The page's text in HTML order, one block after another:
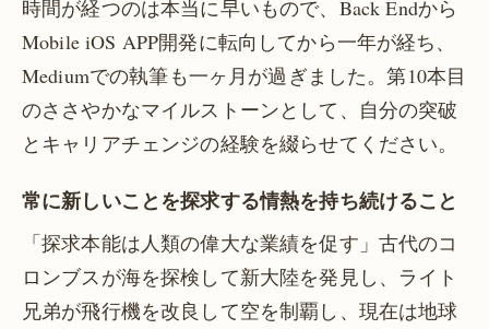
時間が経つのは本当に早いもので、Back Endから
Mobile iOS APP開発に転向してから一年が経ち、
Mediumでの執筆も一ヶ月が過ぎました。第10本目
のささやかなマイルストーンとして、自分の突破
とキャリアチェンジの経験を綴らせてください。
常に新しいことを探求する情熱を持ち続けること
「探求本能は人類の偉大な業績を促す」古代のコ
ロンブスが海を探検して新大陸を発見し、ライト
兄弟が飛行機を改良して空を制覇し、現在は地球